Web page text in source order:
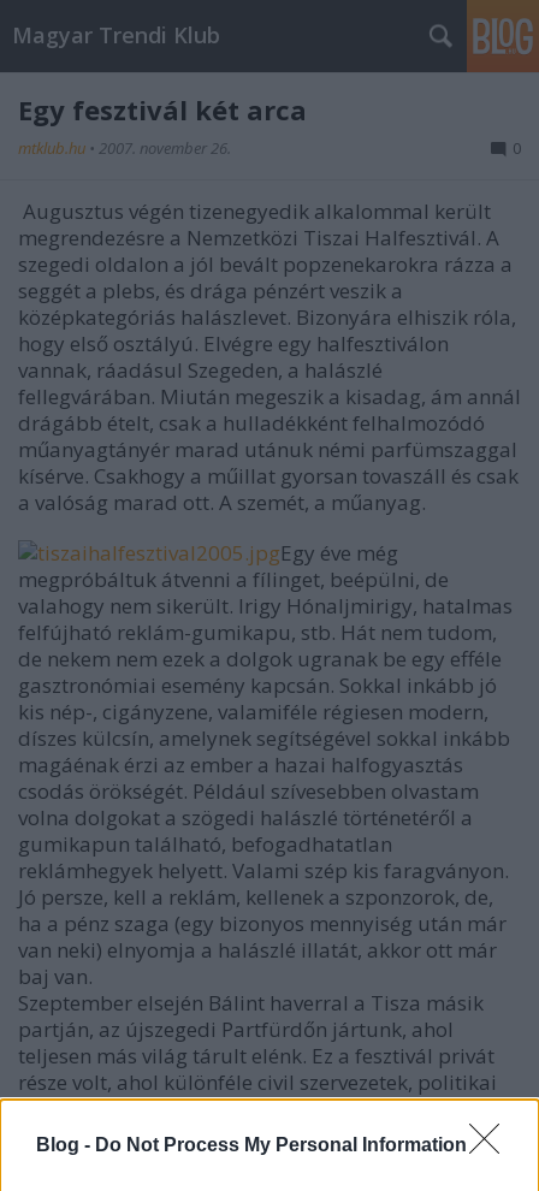
Blog - Do Not Process My Personal Information
Magyar Trendi Klub
Egy fesztivál két arca
mtklub.hu • 2007. november 26. 0
Augusztus végén tizenegyedik alkalommal került
megrendezésre a Nemzetközi Tiszai Halfesztivál. A
szegedi oldalon a jól bevált popzenekarokra rázza a
seggét a plebs, és drága pénzért veszik a
középkategóriás halászlevet. Bizonyára elhiszik róla,
hogy első osztályú. Elvégre egy halfesztiválon
vannak, ráadásul Szegeden, a halászlé
fellegvárában. Miután megeszik a kisadag, ám annál
drágább ételt, csak a hulladékként felhalmozódó
műanyagtányér marad utánuk némi parfümszaggal
kísérve. Csakhogy a műillat gyorsan tovaszáll és csak
a valóság marad ott. A szemét, a műanyag.
Egy éve még
megpróbáltuk átvenni a fílinget, beépülni, de
valahogy nem sikerült. Irigy Hónaljmirigy, hatalmas
felfújható reklám-gumikapu, stb. Hát nem tudom,
de nekem nem ezek a dolgok ugranak be egy efféle
gasztronómiai esemény kapcsán. Sokkal inkább jó
kis nép-, cigányzene, valamiféle régiesen modern,
díszes külcsín, amelynek segítségével sokkal inkább
magáénak érzi az ember a hazai halfogyasztás
csodás örökségét. Például szívesebben olvastam
volna dolgokat a szögedi halászlé történetéről a
gumikapun található, befogadhatatlan
reklámhegyek helyett. Valami szép kis faragványon.
Jó persze, kell a reklám, kellenek a szponzorok, de,
ha a pénz szaga (egy bizonyos mennyiség után már
van neki) elnyomja a halászlé illatát, akkor ott már
baj van.
Szeptember elsején Bálint haverral a Tisza másik
partján, az újszegedi Partfürdőn jártunk, ahol
teljesen más világ tárult elénk. Ez a fesztivál privát
része volt, ahol különféle civil szervezetek, politikai
pártok sütkéreztek. Meg tudomásom szerint itt
zajlott maga a verseny is. Finom halászlevet kaptunk
egy ittas társaságtól, majd elindultunk szétnézni. A